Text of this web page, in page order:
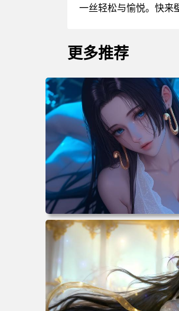
一丝轻松与愉悦。快来
更多推荐
电脑壁纸 二次元角色 动漫角色 女
克 海贼王 电脑桌面 高清壁纸 壁